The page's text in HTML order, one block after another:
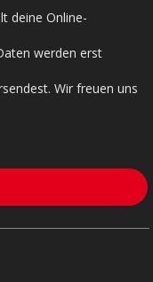
deine Online-
werden erst
Wir freuen uns